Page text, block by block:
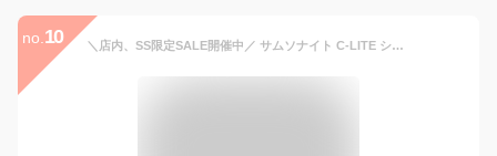
no. 10 ＼店内、SS限定SALE開催中／ サムソナイト C-LITE シーライト 55cm 36L Samsonite コスモライト スピナー 軽量 4輪 スーツケース 122859 Spinner 55 機内持ち込み 父の日